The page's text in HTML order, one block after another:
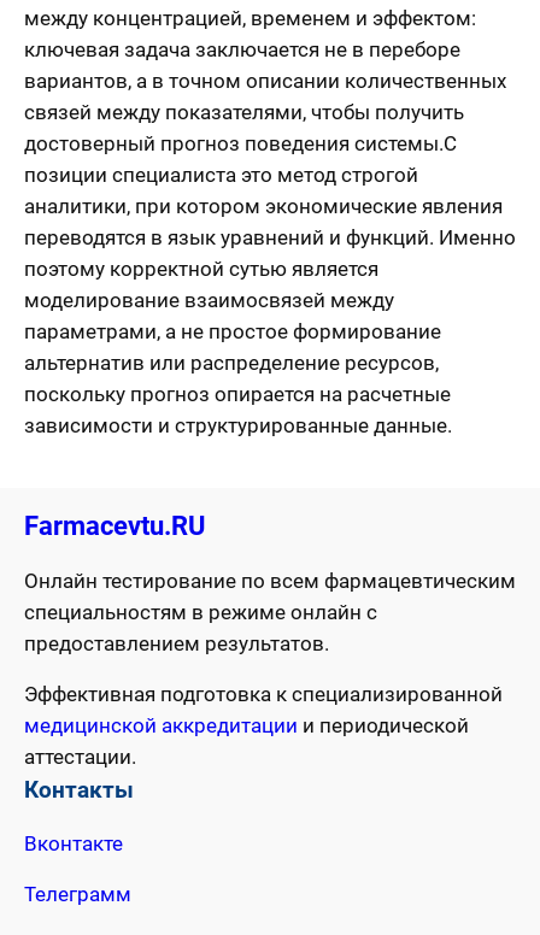
между концентрацией, временем и эффектом:
ключевая задача заключается не в переборе
вариантов, а в точном описании количественных
связей между показателями, чтобы получить
достоверный прогноз поведения системы.С
позиции специалиста это метод строгой
аналитики, при котором экономические явления
переводятся в язык уравнений и функций. Именно
поэтому корректной сутью является
моделирование взаимосвязей между
параметрами, а не простое формирование
альтернатив или распределение ресурсов,
поскольку прогноз опирается на расчетные
зависимости и структурированные данные.
Farmacevtu.RU
Онлайн тестирование по всем фармацевтическим
специальностям в режиме онлайн с
предоставлением результатов.
Эффективная подготовка к специализированной
медицинской аккредитации и периодической
аттестации.
Контакты
Вконтакте
Телеграмм